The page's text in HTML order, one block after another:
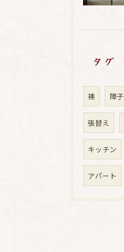
タグ
襖 障子
張替え
キッチン
アパート